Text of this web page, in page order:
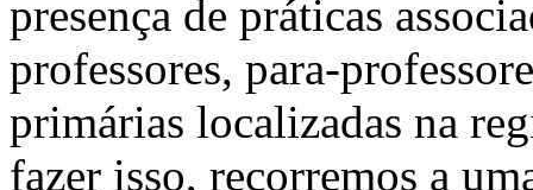
presença de práticas
professores, para-
primárias localizadas na
fazer isso, recorremos a